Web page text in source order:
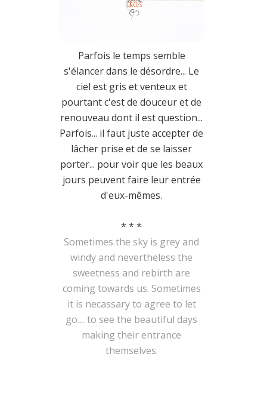
Parfois le temps semble
s'élancer dans le désordre... Le
ciel est gris et venteux et
pourtant c'est de douceur et de
renouveau dont il est question...
Parfois... il faut juste accepter de
lâcher prise et de se laisser
porter... pour voir que les beaux
jours peuvent faire leur entrée
d'eux-mêmes.
* * *
Sometimes the sky is grey and
windy and nevertheless the
sweetness and rebirth are
coming towards us. Sometimes
it is necassary to agree to let
go.... to see the beautiful days
making their entrance
themselves.